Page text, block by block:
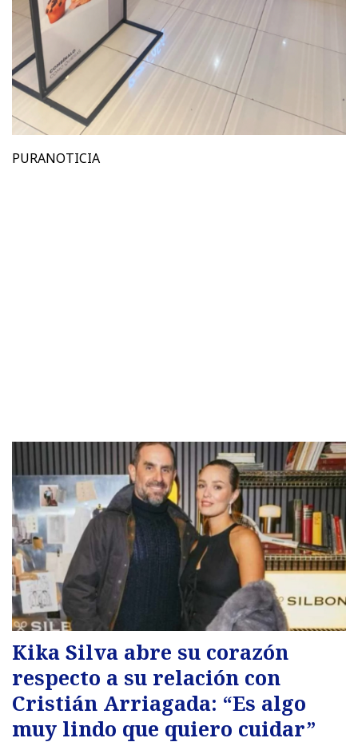
PURANOTICIA
Kika Silva abre su corazón
respecto a su relación con
Cristián Arriagada: “Es algo
muy lindo que quiero cuidar”